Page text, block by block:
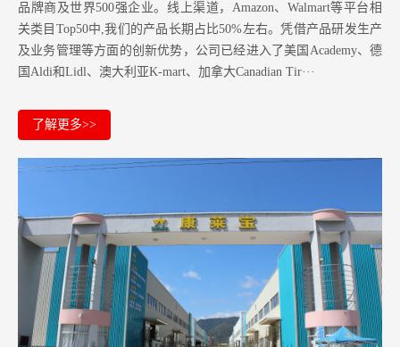
品牌商及世界500强企业。 线上渠道，Amazon、Walmart等平台相
关类目Top50中,我们的产品长期占比50%左右。凭借产品研发生产
及业务管理等方面的创新优势，公司已经进入了美国Academy、德
国Aldi和Lidl、澳大利亚K-mart、加拿大Canadian Tir···
了解更多>>